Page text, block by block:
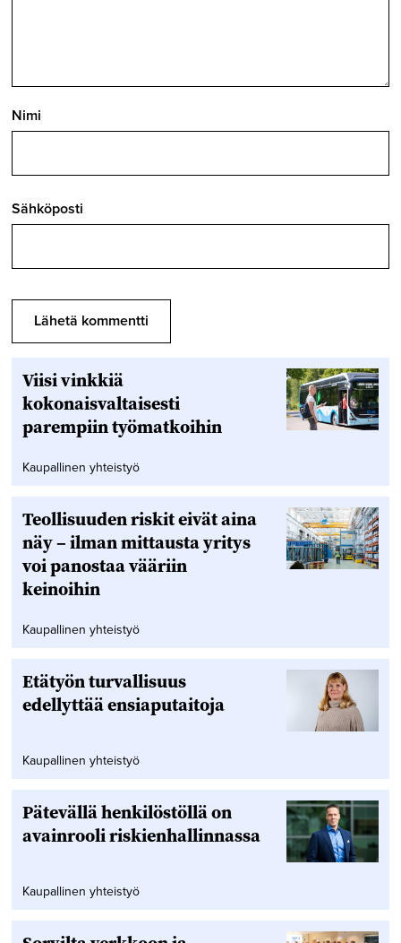
Nimi
Sähköposti
Viisi vinkkiä
kokonaisvaltaisesti
parempiin työmatkoihin
Kaupallinen yhteistyö
Teollisuuden riskit eivät aina
näy – ilman mittausta yritys
voi panostaa vääriin
keinoihin
Kaupallinen yhteistyö
Etätyön turvallisuus
edellyttää ensiaputaitoja
Kaupallinen yhteistyö
Pätevällä henkilöstöllä on
avainrooli riskienhallinnassa
Kaupallinen yhteistyö